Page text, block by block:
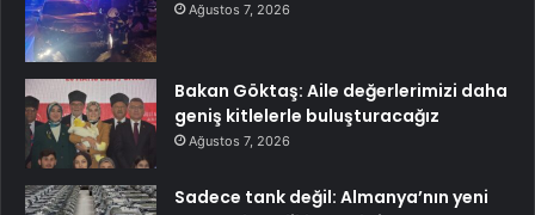
Ağustos 7, 2026
Bakan Göktaş: Aile değerlerimizi daha
geniş kitlelerle buluşturacağız
Ağustos 7, 2026
Sadece tank değil: Almanya’nın yeni